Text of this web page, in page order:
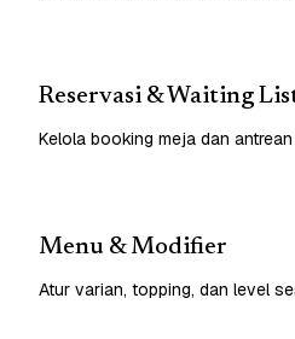
Reservasi & Waiting
Kelola booking meja dan
Menu & Modifier
Atur varian, topping, dan level